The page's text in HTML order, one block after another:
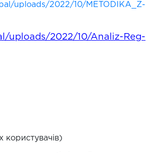
uploads/2022/10/METODIKA_Z-
uploads/2022/10/Analiz-Reg-
користувачів)